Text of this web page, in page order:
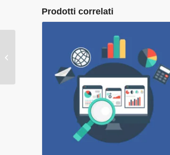
Prodotti correlati
Ticket Intervento per
Supporto WordPress